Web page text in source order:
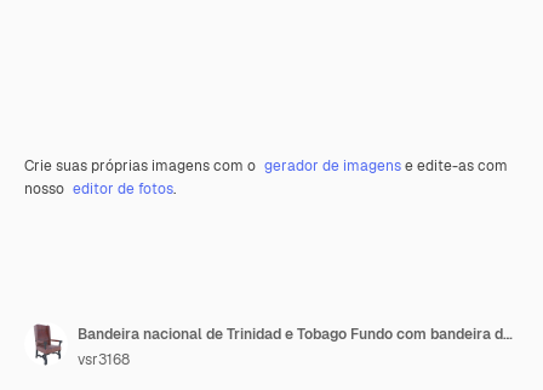
Crie suas próprias imagens com o gerador de imagense edite-as com
nosso editor de fotos.
Bandeira nacional de Trinidad e Tobago Fundo com bandeira de Trinidad e Tobago
vsr3168